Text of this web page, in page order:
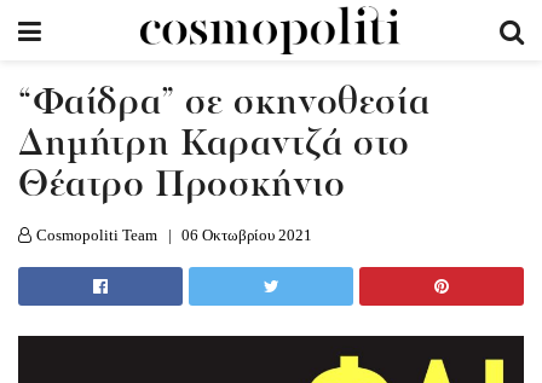
“Φαίδρα” σε σκηνοθεσία
Δημήτρη Καραντζά στο
Θέατρο Προσκήνιο
Cosmopoliti Team 06 Οκτωβρίου 2021